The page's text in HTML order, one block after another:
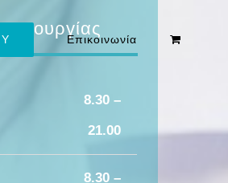
Επικοινωνία
8.30 –
21.00
8.30 –